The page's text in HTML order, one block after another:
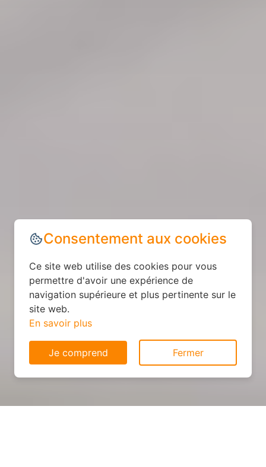
Consentement aux cookies
Ce site web utilise des cookies pour vous
permettre d'avoir une expérience de
navigation supérieure et plus pertinente sur le
site web.
En savoir plus
Je comprend Fermer